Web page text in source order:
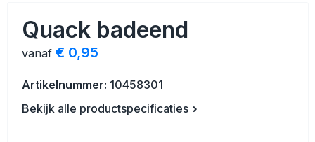
Vrije tijd en Strand
Kerst
Toilettassen
Reistassensets
Quack badeend
vanaf € 0,95
Artikelnummer: 10458301
Bekijk alle productspecificaties